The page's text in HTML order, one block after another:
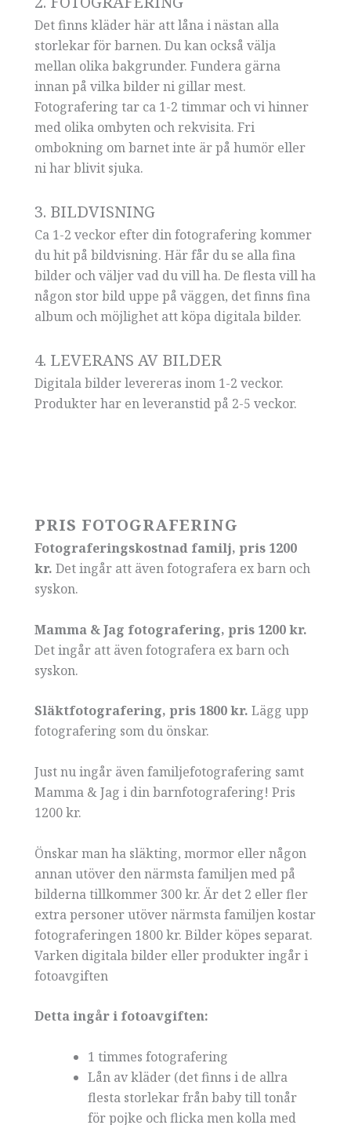
Det finns kläder här att låna i nästan alla
storlekar för barnen. Du kan också välja
mellan olika bakgrunder. Fundera gärna
innan på vilka bilder ni gillar mest.
Fotografering tar ca 1-2 timmar och vi hinner
med olika ombyten och rekvisita. Fri
ombokning om barnet inte är på humör eller
ni har blivit sjuka.
3. BILDVISNING
Ca 1-2 veckor efter din fotografering kommer
du hit på bildvisning. Här får du se alla fina
bilder och väljer vad du vill ha. De flesta vill ha
någon stor bild uppe på väggen, det finns fina
album och möjlighet att köpa digitala bilder.
4. LEVERANS AV BILDER
Digitala bilder levereras inom 1-2 veckor.
Produkter har en leveranstid på 2-5 veckor.
PRIS FOTOGRAFERING
Fotograferingskostnad familj, pris 1200
kr. Det ingår att även fotografera ex barn och
syskon.
Mamma & Jag fotografering, pris 1200 kr.
Det ingår att även fotografera ex barn och
syskon.
Släktfotografering, pris 1800 kr. Lägg upp
fotografering som du önskar.
Just nu ingår även familjefotografering samt
Mamma & Jag i din barnfotografering! Pris
1200 kr.
Önskar man ha släkting, mormor eller någon
annan utöver den närmsta familjen med på
bilderna tillkommer 300 kr. Är det 2 eller fler
extra personer utöver närmsta familjen kostar
fotograferingen 1800 kr. Bilder köpes separat.
Varken digitala bilder eller produkter ingår i
fotoavgiften
Detta ingår i fotoavgiften:
1 timmes fotografering
Lån av kläder (det finns i de allra
flesta storlekar från baby till tonår
för pojke och flicka men kolla med